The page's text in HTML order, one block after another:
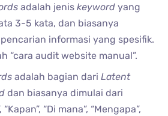
adalah jeniskeywordyang
3-5 kata, dan biasanya
informasi yang spesifik.
“cara audit website manual”.
adalah bagian dariLatent
dan biasanya dimulai dari
“Di mana”, “Mengapa”,